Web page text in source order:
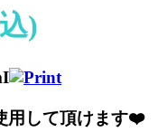
)
用して頂けます❤️